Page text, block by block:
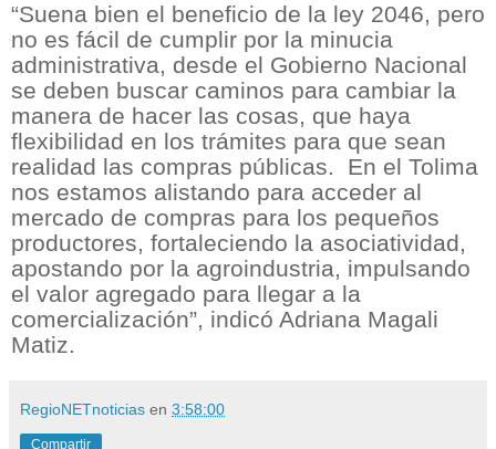
“Suena bien el beneficio de la ley 2046, pero
no es fácil de cumplir por la minucia
administrativa, desde el Gobierno Nacional
se deben buscar caminos para cambiar la
manera de hacer las cosas, que haya
flexibilidad en los trámites para que sean
realidad las compras públicas.
En el Tolima
nos estamos alistando para acceder al
mercado de compras para los pequeños
productores, fortaleciendo la asociatividad,
apostando por la agroindustria, impulsando
el valor agregado para llegar a la
comercialización”, indicó Adriana Magali
Matiz.
RegioNETnoticias en 3:58:00
Compartir